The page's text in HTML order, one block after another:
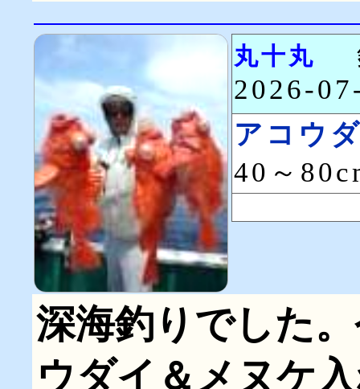
丸十丸
2026-
アコウ
40～
深海釣りでした
ウダイ＆メヌケ